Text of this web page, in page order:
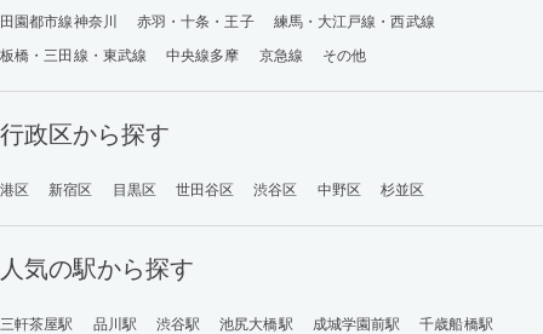
田園都市線神奈川 赤羽・十条・王子
練馬・大江戸線・西武線
板橋・三田線・東武線
中央線多摩 京急線 その他
行政区から探す
港区 新宿区 目黒区 世田谷区 渋谷区 中野区 杉並区
人気の駅から探す
三軒茶屋駅 品川駅 渋谷駅 池尻大橋駅 成城学園前駅
千歳船橋駅